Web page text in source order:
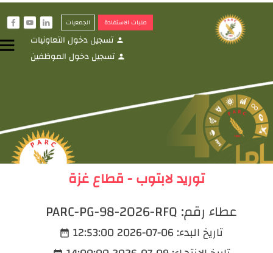
طلبات الاستفادة الجمعيات i
y
f
person تسجيل دخول التعاونيات
person تسجيل دخول الموظفين
توريد لابتوب - قطاع غزة
عطاء رقم: PARC-PG-98-2026-RFQ
تاريخ البدء: 2026-07-06 12:53:00
date_range